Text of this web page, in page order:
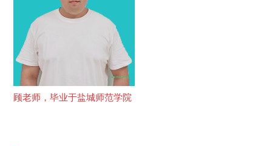
顾老师，毕业于盐城师范学院